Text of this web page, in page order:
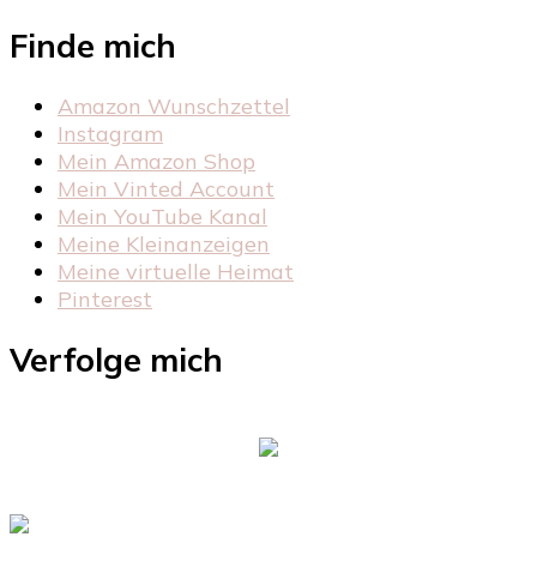
Finde mich
Amazon Wunschzettel
Instagram
Mein Amazon Shop
Mein Vinted Account
Mein YouTube Kanal
Meine Kleinanzeigen
Meine virtuelle Heimat
Pinterest
Verfolge mich